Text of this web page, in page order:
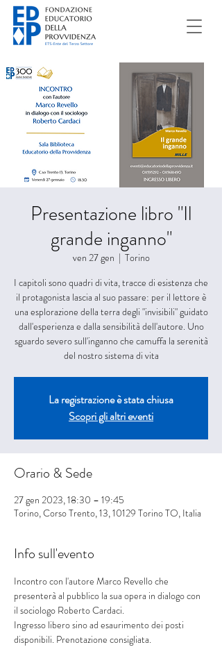
Presentazione libro "Il
grande inganno"
ven 27 gen
  |
Torino
I capitoli sono quadri di vita, tracce di esistenza che
il protagonista lascia al suo passare: per il lettore è
una esplorazione della terra degli "invisibili" guidato
dall'esperienza e dalla sensibilità dell'autore. Uno
sguardo severo sull'inganno che camuffa la serenità
La registrazione è stata chiusa
Scopri gli altri eventi
Orario & Sede
27 gen 2023, 18:30 – 19:45
Torino, Corso Trento, 13, 10129 Torino TO, Italia
Info sull'evento
Incontro con l'autore Marco Revello che
presenterà al pubblico la sua opera in dialogo con
il sociologo Roberto Cardaci.
Ingresso libero sino ad esaurimento dei posti
disponibili. Prenotazione consigliata.